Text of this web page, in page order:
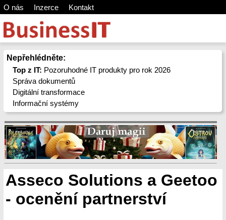
O nás Inzerce Kontakt
Nepřehlédněte:
Top z IT: Pozoruhodné IT produkty pro rok 2026
Správa dokumentů
Digitální transformace
Informační systémy
Asseco Solutions a Geetoo
- ocenění partnerství